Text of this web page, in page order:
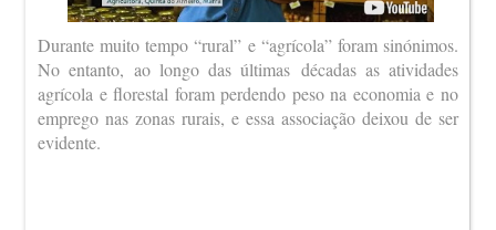
Durante muito tempo “rural” e “agrícola” foram sinónimos.
No entanto, ao longo das últimas décadas as atividades
agrícola e florestal foram perdendo peso na economia e no
emprego nas zonas rurais, e essa associação deixou de ser
evidente.